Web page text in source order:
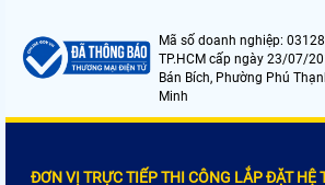
Mã số doanh nghiệp:
TP.HCM cấp ngày 23/07/
Bán Bích, Phường Phú
Minh
ĐƠN VỊ TRỰC TIẾP THI CÔNG LẮP ĐẶT HỆ